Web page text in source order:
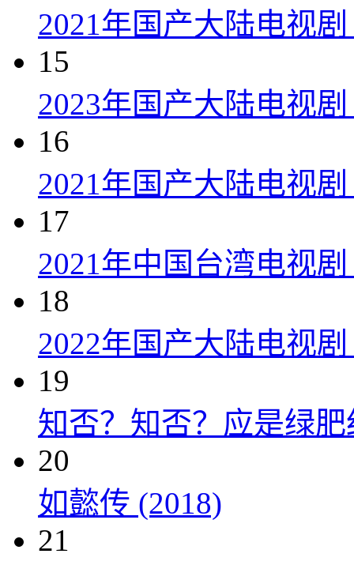
2021年国产大陆电视
15
2023年国产大陆电视
16
2021年国产大陆电视
17
2021年中国台湾电视
18
2022年国产大陆电视
19
知否？知否？应是绿肥
20
如懿传 (2018)
21